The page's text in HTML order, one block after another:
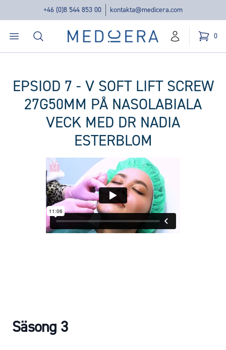
+46 (0)8 544 853 00 kontakta@medicera.com
Öppna menyn
Sök Medicera | New Medic Era AB konto Kundvagn
0
varor i
EPSIOD 7 - V SOFT LIFT SCREW
27G50MM PÅ NASOLABIALA
VECK MED DR NADIA
ESTERBLOM
Säsong 3